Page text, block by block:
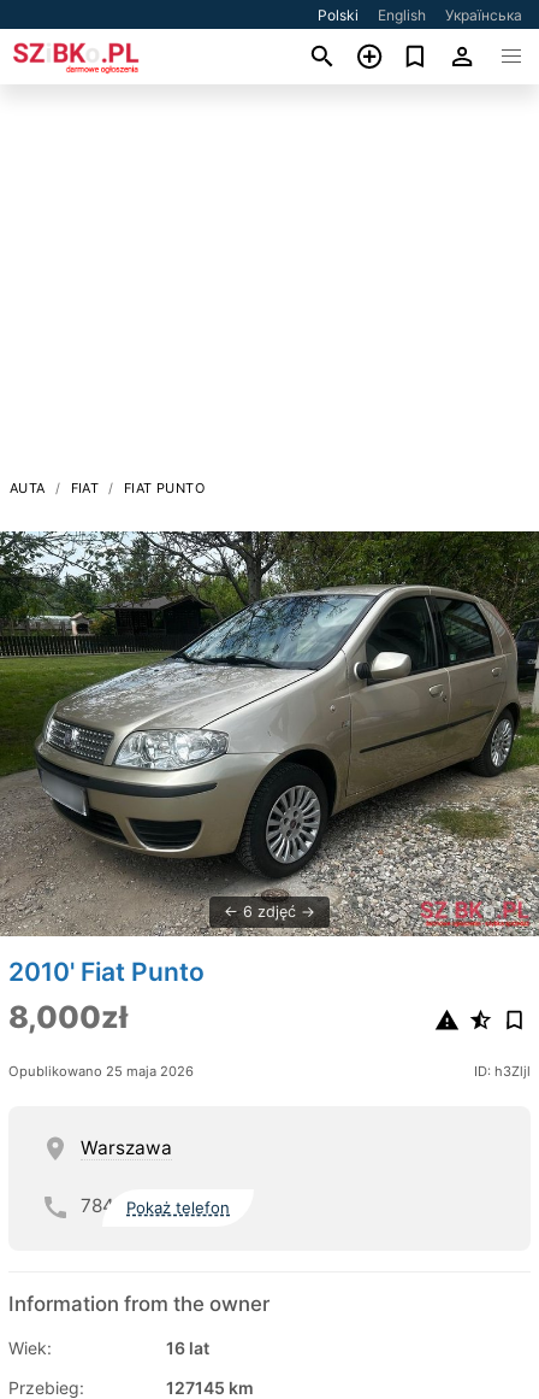
Polski English Українська
AUTA FIAT FIAT PUNTO
6 zdjęć
2010' Fiat Punto
8,000zł
Opublikowano 25 maja 2026 ID: h3Zljl
Warszawa
784 Pokaż telefon
Information from the owner
Wiek:
16 lat
Przebieg:
127145 km